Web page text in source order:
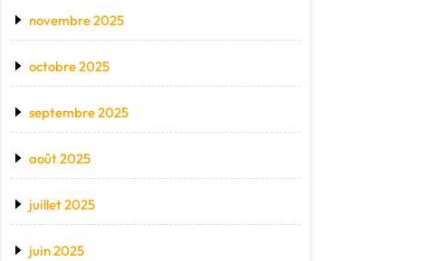
novembre 2025
octobre 2025
septembre 2025
août 2025
juillet 2025
juin 2025